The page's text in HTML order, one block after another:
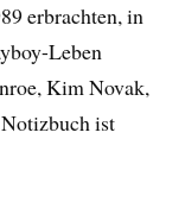
erbrachten, in
Leben
Kim Novak,
ist